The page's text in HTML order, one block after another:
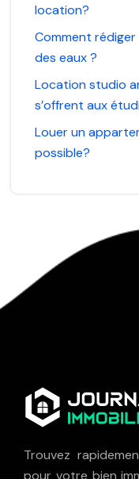
location?
Comment
des eaux ?
Location studio
s’offrent aux
Louer un
possible?
Trouvez
pour votre bien